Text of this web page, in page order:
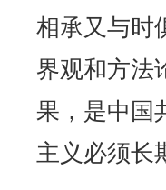
相承又与时
界观和方法
果，是中国
主义必须长